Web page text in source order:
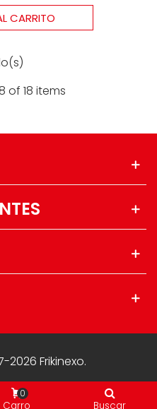
CARRITO
of 18 items
2026 Frikinexo.
Carro
0
Buscar